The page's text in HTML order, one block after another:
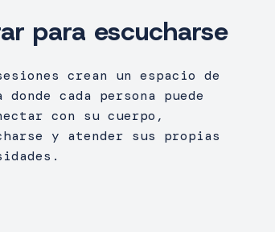
para escucharse
crean un espacio de
donde cada persona puede
con su cuerpo,
y atender sus propias